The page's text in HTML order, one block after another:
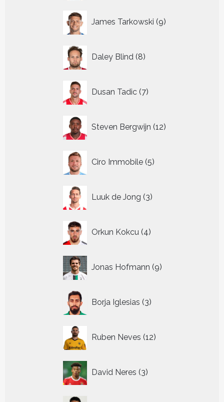
James Tarkowski 9
producten
Daley Blind 8
producten
Dusan Tadic 7
producten
Steven Bergwijn 12
producten
Ciro Immobile 5
producten
Luuk de Jong 3
producten
Orkun Kokcu 4
producten
Jonas Hofmann 9
producten
Borja Iglesias 3
producten
Ruben Neves 12
producten
David Neres 3
producten